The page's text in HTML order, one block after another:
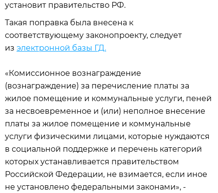
установит правительство РФ.
Такая поправка была внесена к
соответствующему законопроекту, следует
из электронной базы ГД.
«Комиссионное вознаграждение
(вознаграждение) за перечисление платы за
жилое помещение и коммунальные услуги, пеней
за несвоевременное и (или) неполное внесение
платы за жилое помещение и коммунальные
услуги физическими лицами, которые нуждаются
в социальной поддержке и перечень категорий
которых устанавливается правительством
Российской Федерации, не взимается, если иное
не установлено федеральными законами», -